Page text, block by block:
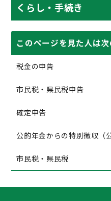
くらし・手続き
このページを見た人は
税金の申告
市民税・県民税申告
確定申告
公的年金からの特別徴収（
市民税・県民税